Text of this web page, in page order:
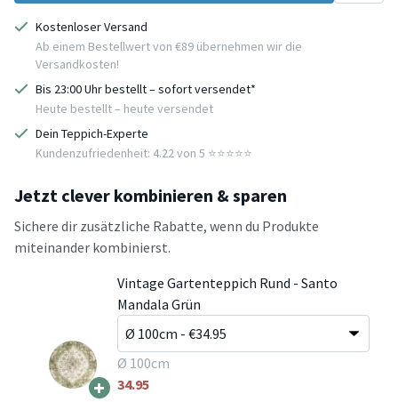
Kostenloser Versand
Ab einem Bestellwert von €89 übernehmen wir die
Versandkosten!
Bis 23:00 Uhr bestellt – sofort versendet*
Heute bestellt – heute versendet
Dein Teppich-Experte
Kundenzufriedenheit: 4.22 von 5 ⭐️⭐️⭐️⭐️⭐️
Jetzt clever kombinieren & sparen
Sichere dir zusätzliche Rabatte, wenn du Produkte
miteinander kombinierst.
+
Vintage Gartenteppich Rund - Santo
Mandala Grün
Ø 100cm
34.95